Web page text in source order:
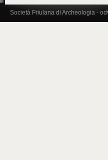
Società Friulana di Archeologia -